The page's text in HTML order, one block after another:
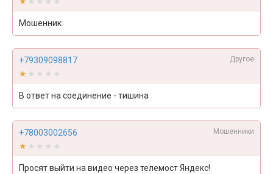
Мошенник
+79309098817 Другое
★★★★★
★★★★★
В ответ на соединение - тишина
+78003002656 Мошенники
★★★★★
★★★★★
Просят выйти на видео через телемост Яндекс!